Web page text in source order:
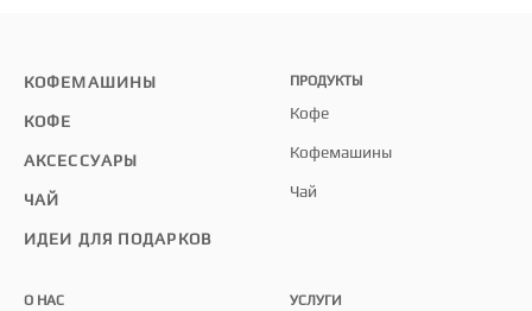
КОФЕМАШИНЫ
КОФЕ
АКСЕССУАРЫ
ЧАЙ
ИДЕИ ДЛЯ ПОДАРКОВ
ПРОДУКТЫ
Кофе
Кофемашины
Чай
О НАС УСЛУГИ